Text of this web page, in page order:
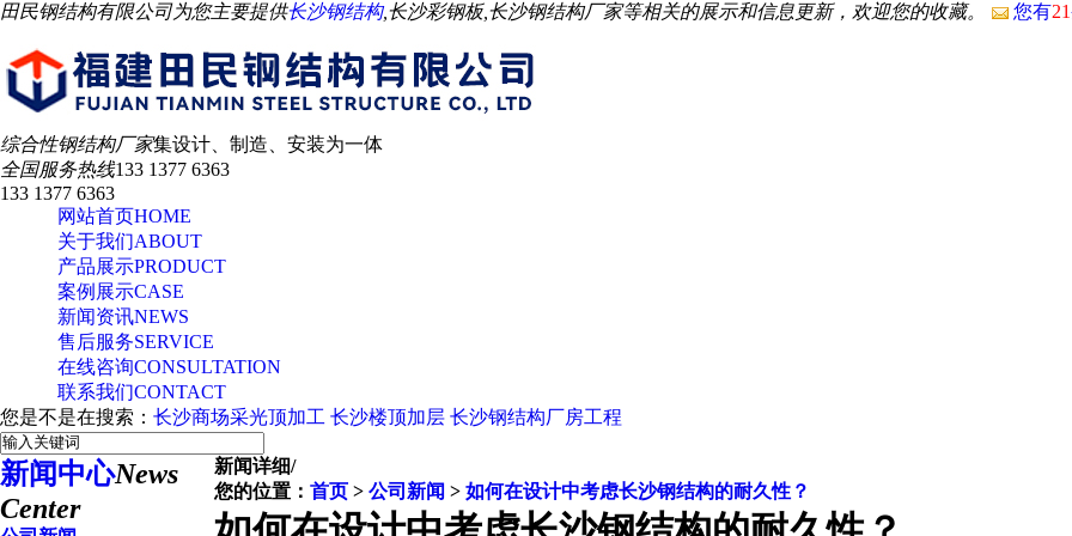
田民钢结构有限公司为您主要提供长沙钢结构,长沙彩钢板,长沙钢结构厂家等相关的展示和信息更新，欢迎您的收藏。 您有21
综合性钢结构厂家集设计、制造、安装为一体
全国服务热线133 1377 6363
133 1377 6363
网站首页HOME
关于我们ABOUT
产品展示PRODUCT
案例展示CASE
新闻资讯NEWS
售后服务SERVICE
在线咨询CONSULTATION
联系我们CONTACT
您是不是在搜索： 长沙商场采光顶加工 长沙楼顶加层 长沙钢结构厂房工程
新闻中心News
Center
新闻详细/
您的位置： 首页 > 公司新闻 > 如何在设计中考虑长沙钢结构的耐久性？